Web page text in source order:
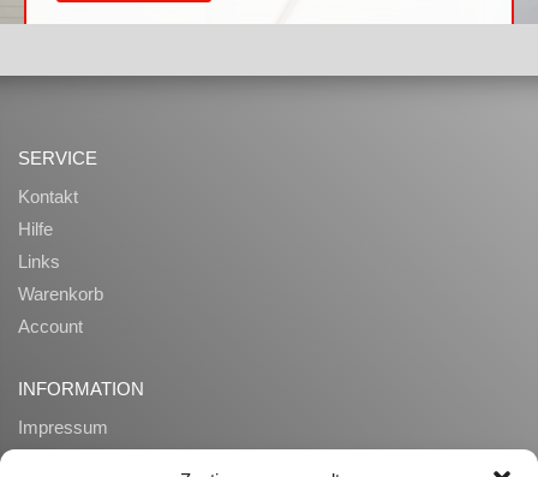
SERVICE
Kontakt
Hilfe
Links
Warenkorb
Account
INFORMATION
Impressum